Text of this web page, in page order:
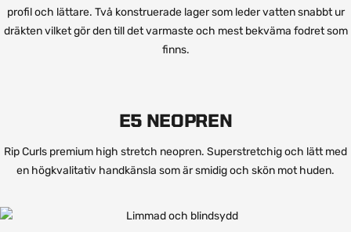
profil och lättare. Två konstruerade lager som leder vatten snabbt ur
dräkten vilket gör den till det varmaste och mest bekväma fodret som
finns.
E5 NEOPREN
Rip Curls premium high stretch neopren. Superstretchig och lätt med
en högkvalitativ handkänsla som är smidig och skön mot huden.